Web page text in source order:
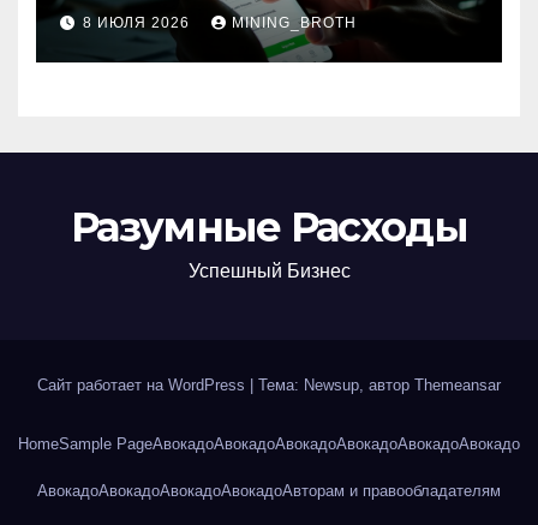
8 ИЮЛЯ 2026 MINING_BROTH
Разумные Расходы
Успешный Бизнес
Сайт работает на WordPress Тема: Newsup, автор Themeansar
HomeSample PageАвокадоАвокадоАвокадоАвокадоАвокадоАвокадо
АвокадоАвокадоАвокадоАвокадоАвторам и правообладателям